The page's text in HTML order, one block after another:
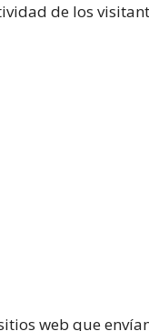
de los
web que